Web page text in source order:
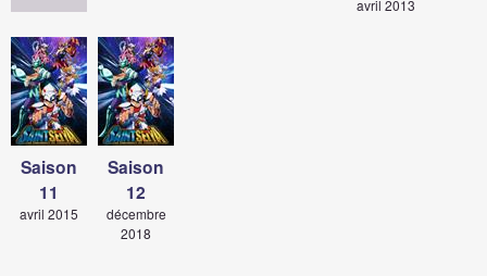
avril 2013
Saison
11
avril 2015
Saison
12
décembre
2018